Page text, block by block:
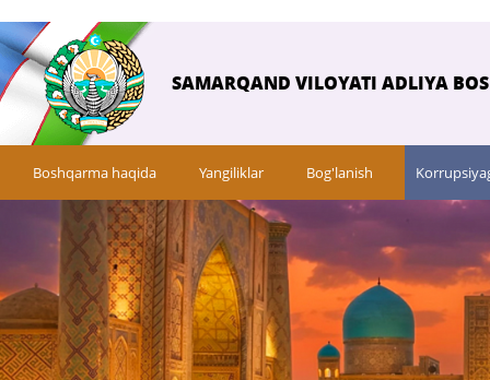
SAMARQAND VILOYATI ADLIYA
Boshqarma haqida Yangiliklar Bog'lanish